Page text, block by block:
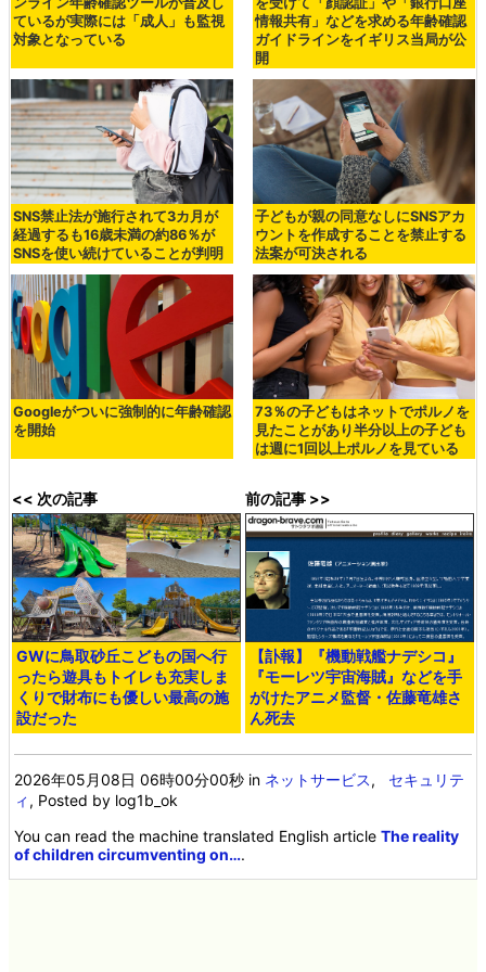
ているが実際には「成人」も監視
対象となっている
情報共有」などを求める年齢確認
ガイドラインをイギリス当局が公
開
SNS禁止法が施行されて3カ月が
経過するも16歳未満の約86％が
SNSを使い続けていることが判明
子どもが親の同意なしにSNSアカ
ウントを作成することを禁止する
法案が可決される
Googleがついに強制的に年齢確認
を開始
73％の子どもはネットでポルノを
見たことがあり半分以上の子ども
は週に1回以上ポルノを見ている
<< 次の記事
GWに鳥取砂丘こどもの国へ行
ったら遊具もトイレも充実しま
くりで財布にも優しい最高の施
設だった
前の記事 >>
【訃報】『機動戦艦ナデシコ』
『モーレツ宇宙海賊』などを手
がけたアニメ監督・佐藤竜雄さ
ん死去
2026年05月08日 06時00分00秒 in ネットサービス, セキュリテ
ィ , Posted by log1b_ok
You can read the machine translated English articleThe reality
of children circumventing on….